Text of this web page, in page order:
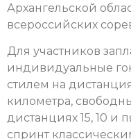
Архангельской
всероссийских
Для участников
индивидуальные
стилем на
километра,
дистанциях 15, 10 и
спринт